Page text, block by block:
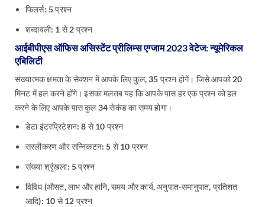
फिलर्स: 5 प्रश्न
शब्दावली: 1 से 2 प्रश्न
आईबीपीएस ऑफिस असिस्टेंट प्रीलिम्स एग्जाम 2023 वेटेज: न्यूमेरिकल
एबिलिटी
संख्यात्मक क्षमता के सेक्शन में आपके लिए कुल, 35 प्रश्न होगें। जिसे आपको 20
मिनट में हल करने होंगे। इसका मलतब यह कि आपके पास हर एक प्रश्न को हल
करने के लिए आपके पास कुल 34 सेकंड का समय होगा।
डेटा इंटरप्रिटेशन: 8 से 10 प्रश्न
सरलीकरण और सन्निकटन: 5 से 10 प्रश्न
संख्या श्रृंखला: 5 प्रश्न
विविध (औसत, लाभ और हानि, समय और कार्य, अनुपात-समानुपात, प्रतिशत
आदि): 10 से 12 प्रश्न